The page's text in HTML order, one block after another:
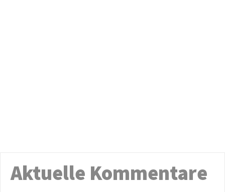
Aktuelle Kommentare